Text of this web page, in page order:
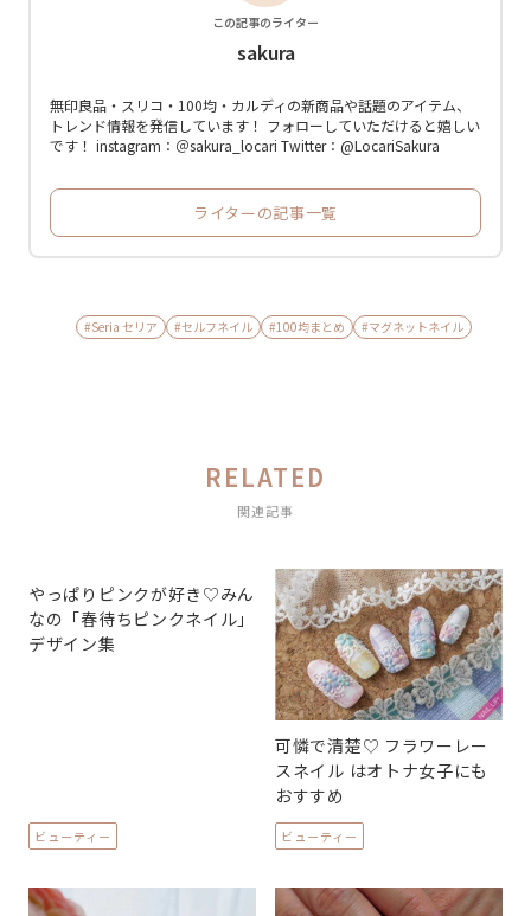
この記事のライター
sakura
無印良品・スリコ・100均・カルディの新商品や話題のアイテム、
トレンド情報を発信しています！ フォローしていただけると嬉しい
です！ instagram：＠sakura_locari Twitter：@LocariSakura
ライターの記事一覧
#Seria セリア #セルフネイル #100均まとめ #マグネットネイル
RELATED
関連記事
やっぱりピンクが好き♡みん
なの「春待ちピンクネイル」
デザイン集
ビューティー
可憐で清楚♡ フラワーレー
スネイル はオトナ女子にも
おすすめ
ビューティー